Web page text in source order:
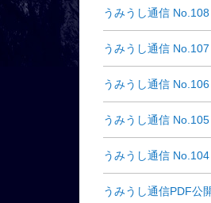
うみうし通信
うみうし通信
うみうし通信
うみうし通信
うみうし通信
うみうし通信PDF公